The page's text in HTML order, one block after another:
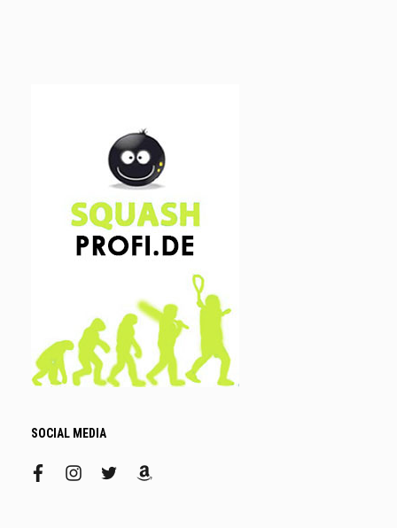
SOCIAL MEDIA
facebookinstagram
twitteramazon